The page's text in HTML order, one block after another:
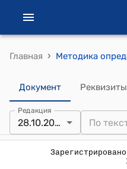
Главная ›
Документ Реквизиты
Редакция
28.10.2003